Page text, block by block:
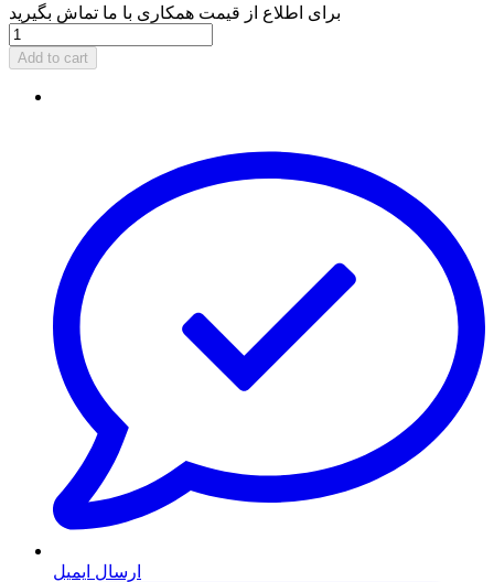
برای اطلاع از قیمت همکاری با ما تماش بگیرید
Add to cart
ارسال ایمیل